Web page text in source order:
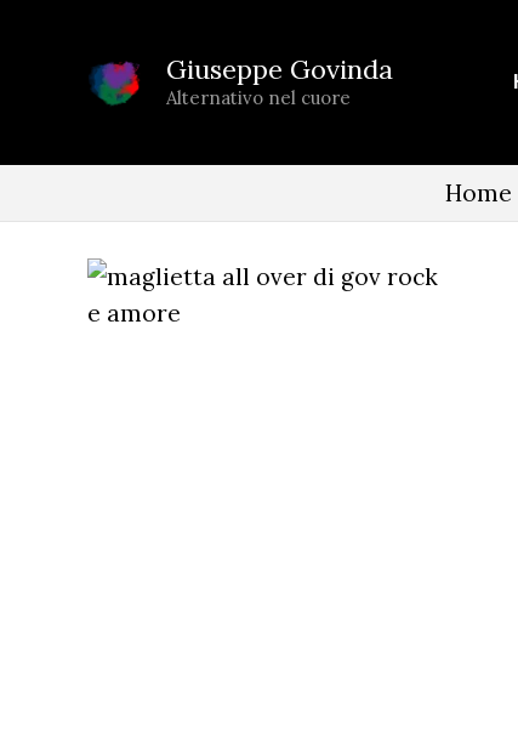
contenuto
Giuseppe Govinda
Alternativo nel cuore
Home